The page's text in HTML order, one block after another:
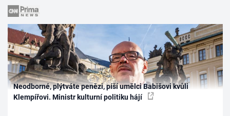
Neodborné, plýtváte penězi, píší umělci Babišovi kvůli
Klempířovi. Ministr kulturní politiku hájí